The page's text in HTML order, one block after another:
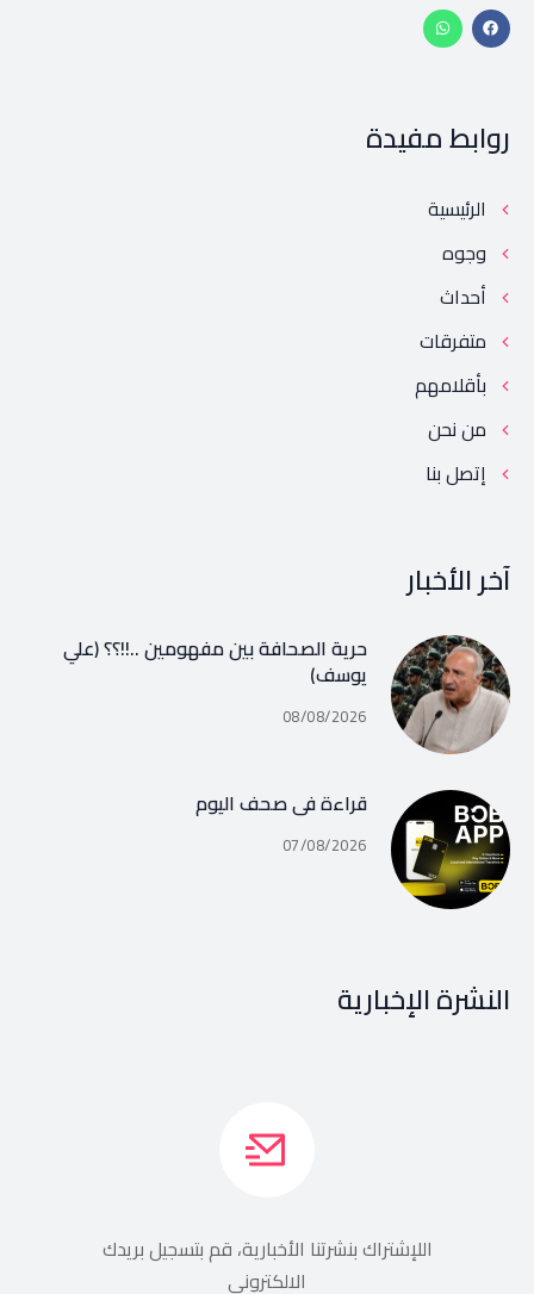
روابط مفيدة
الرئيسية
وجوه
أحداث
متفرقات
بأقلامهم
من نحن
إتصل بنا
آخر الأخبار
حرية الصحافة بين مفهومين ..!!؟؟ (علي
يوسف)
08/08/2026
قراءة في صحف اليوم
07/08/2026
النشرة الإخبارية
اللإشتراك بنشرتنا الأخبارية، قم بتسجيل بريدك
الالكتروني